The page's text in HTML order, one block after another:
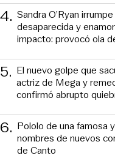
4. Sandra O’Ryan
desaparecida y
impacto: provocó ola
5. El nuevo golpe que
actriz de Mega y
confirmó abrupto
6. Pololo de una famosa
nombres de nuevos
de Canto